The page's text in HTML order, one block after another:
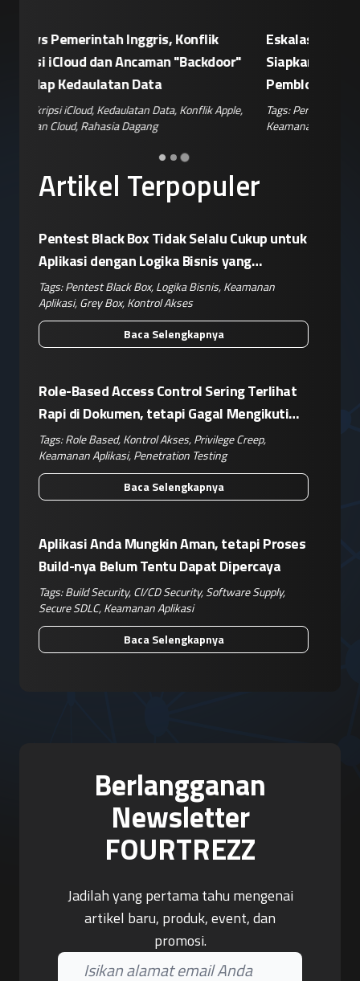
Artikel Terpopuler
Pentest Black Box Tidak Selalu Cukup untuk
Aplikasi dengan Logika Bisnis yang
Kompleks
Tags:Pentest Black Box,Logika Bisnis,Keamanan
Aplikasi,Grey Box,Kontrol Akses
Baca Selengkapnya
Role-Based Access Control Sering Terlihat
Rapi di Dokumen, tetapi Gagal Mengikuti
Operasional Nyata
Tags:Role Based,Kontrol Akses,Privilege Creep,
Keamanan Aplikasi,Penetration Testing
Baca Selengkapnya
Aplikasi Anda Mungkin Aman, tetapi Proses
Build-nya Belum Tentu Dapat Dipercaya
Tags:Build Security,CI/CD Security,Software Supply,
Secure SDLC,Keamanan Aplikasi
Baca Selengkapnya
Eskalasi Perang Teknologi, China
Siapkan Retaliasi Terhadap Kebijakan
Pemblokiran Robot dan Inverter oleh AS
Tags:Perang Teknologi,Kebijakan AS,Retaliasi China,
Keamanan IoT,Risiko Pasok
Berlangganan
Newsletter
FOURTREZZ
Jadilah yang pertama tahu mengenai
artikel baru, produk, event, dan
promosi.